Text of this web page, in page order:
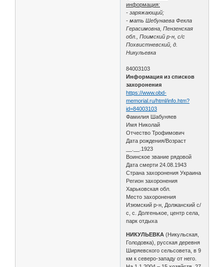
информация:
- заряжающий;
- мать Шебунаева Фекла
Герасимовна, Пензенская
обл., Поимский р-н, с/с
Похвистневский, д.
Никульевка
84003103
Информация из списков
захоронения
https://www.obd-
memorial.ru/html/info.htm?
id=84003103
Фамилия Шабуняев
Имя Николай
Отчество Трофимович
Дата рождения/Возраст
__.__.1923
Воинское звание рядовой
Дата смерти 24.08.1943
Страна захоронения Украина
Регион захоронения
Харьковская обл.
Место захоронения
Изюмский р-н, Должанский с/
с, с. Долгенькое, центр села,
парк отдыха
НИКУЛЬЕВКА (Никульская,
Голодовка), русская деревня
Ширяевского сельсовета, в 9
км к северо-западу от него.